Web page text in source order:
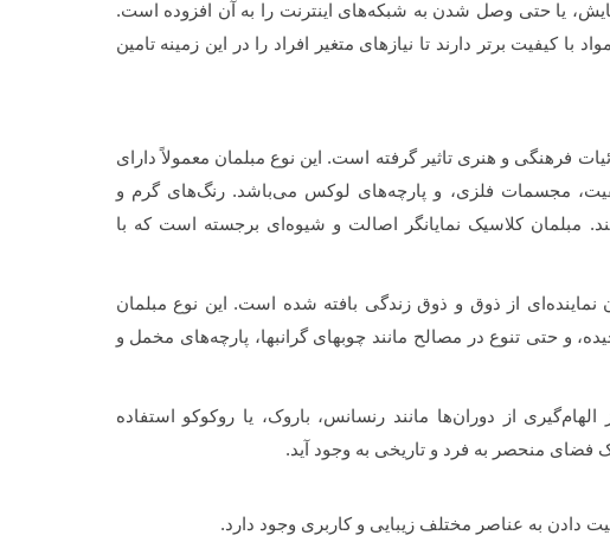
یا حتی وصل شدن به شبکه‌های اینترنت را به آن افزوده است.
کیفیت برتر دارند تا نیازهای متغیر افراد را در این زمینه تامین
فرهنگی و هنری تاثیر گرفته است. این نوع مبلمان معمولاً دارای
مجسمات فلزی، و پارچه‌های لوکس می‌باشد. رنگ‌های گرم و
مبلمان کلاسیک نمایانگر اصالت و شیوه‌ای برجسته است که با
نماینده‌ای از ذوق و ذوق زندگی بافته شده است. این نوع مبلمان
و حتی تنوع در مصالح مانند چوبهای گرانبها، پارچه‌های مخمل و
از دوران‌ها مانند رنسانس، باروک، یا روکوکو استفاده
فضای منحصر به فرد و تاریخی به وجود آید.
دادن به عناصر مختلف زیبایی و کاربری وجود دارد.